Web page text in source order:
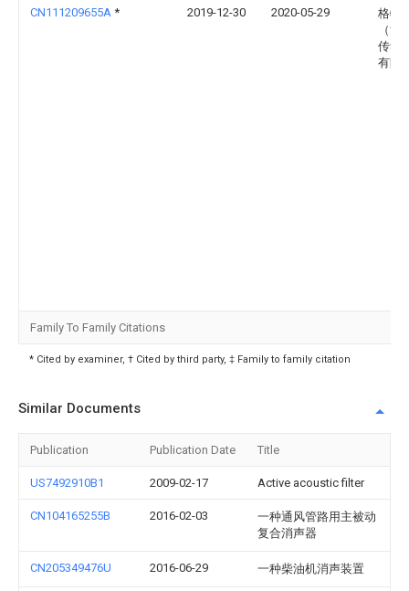
CN111209655A * 2019-12-30 2020-05-29
格特
（江
传动
有限
Family To Family Citations
* Cited by examiner, † Cited by third party, ‡ Family to family citation
Similar Documents
Publication Publication Date Title
US7492910B1 2009-02-17 Active acoustic filter
CN104165255B 2016-02-03
一种通风管路用主被动
复合消声器
CN205349476U 2016-06-29 一种柴油机消声装置